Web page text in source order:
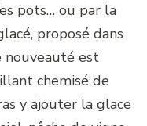
pots… ou par la
proposé dans
est
chemisé de
y ajouter la glace